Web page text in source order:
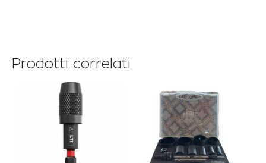
Prodotti correlati